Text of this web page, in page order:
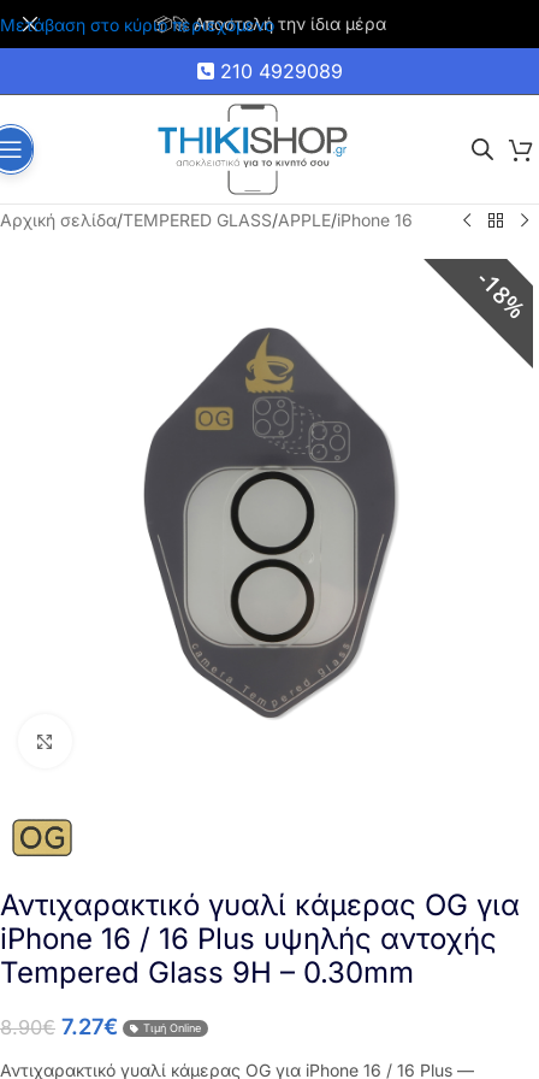
Μετάβαση στο κύριο περιεχόμενο
🚚 Δωρεάν μεταφορικά για αγορές άνω των 35€
210 4929089
Αρχική σελίδα/TEMPERED GLASS/APPLE/iPhone 16
18%
Αντιχαρακτικό γυαλί κάμερας OG για
iPhone 16 / 16 Plus υψηλής αντοχής
Tempered Glass 9H – 0.30mm
8.90€ 7.27€ Τιμή Online
Αντιχαρακτικό γυαλί κάμερας OG για iPhone 16 / 16 Plus —